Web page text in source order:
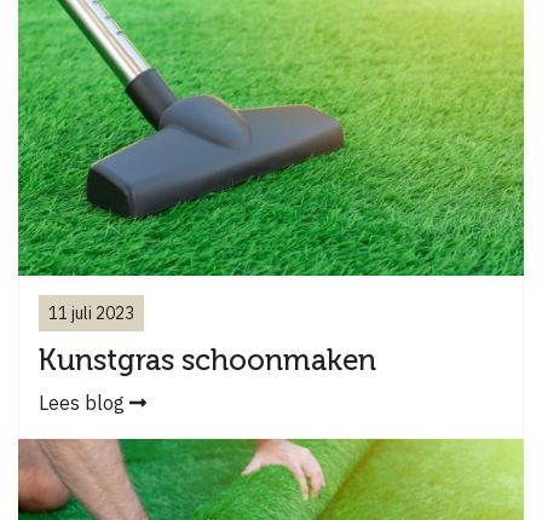
11 juli 2023
Kunstgras schoonmaken
Lees blog